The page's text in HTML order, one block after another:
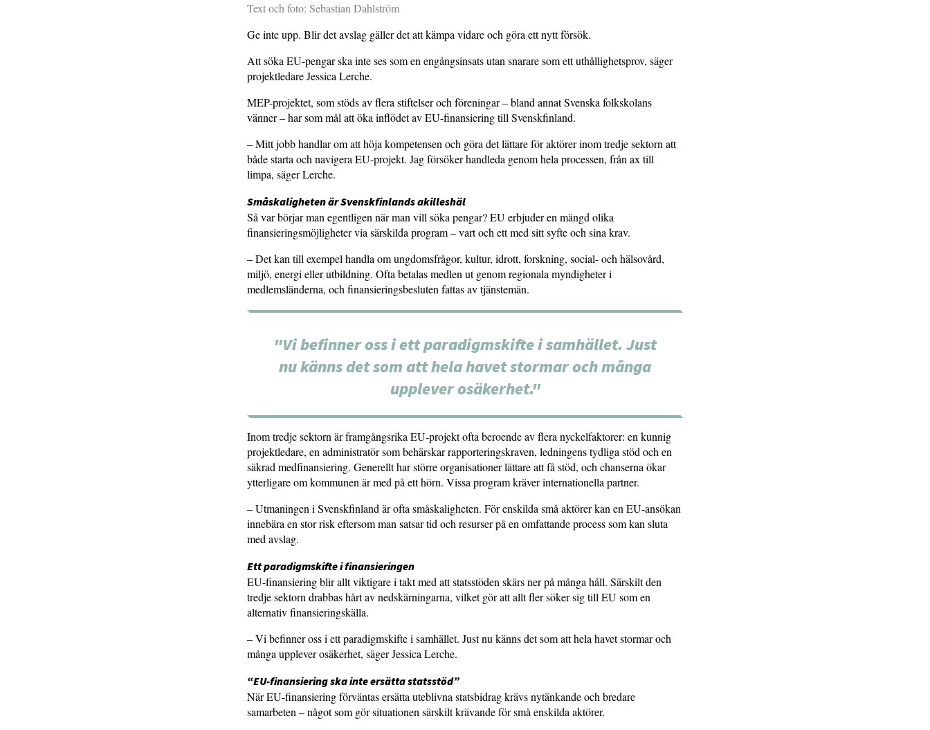
Text och foto: Sebastian Dahlström
Ge inte upp. Blir det avslag gäller det att kämpa vidare och göra ett nytt försök.
Att söka EU-pengar ska inte ses som en engångsinsats utan snarare som ett uthållighetsprov, säger
projektledare Jessica Lerche.
MEP-projektet, som stöds av flera stiftelser och föreningar – bland annat Svenska folkskolans
vänner – har som mål att öka inflödet av EU-finansiering till Svenskfinland.
– Mitt jobb handlar om att höja kompetensen och göra det lättare för aktörer inom tredje sektorn att
både starta och navigera EU-projekt. Jag försöker handleda genom hela processen, från ax till
limpa, säger Lerche.
Småskaligheten är Svenskfinlands akilleshäl
Så var börjar man egentligen när man vill söka pengar? EU erbjuder en mängd olika
finansieringsmöjligheter via särskilda program – vart och ett med sitt syfte och sina krav.
– Det kan till exempel handla om ungdomsfrågor, kultur, idrott, forskning, social- och hälsovård,
miljö, energi eller utbildning. Ofta betalas medlen ut genom regionala myndigheter i
medlemsländerna, och finansieringsbesluten fattas av tjänstemän.
"Vi befinner oss i ett paradigmskifte i samhället. Just
nu känns det som att hela havet stormar och många
upplever osäkerhet."
Inom tredje sektorn är framgångsrika EU-projekt ofta beroende av flera nyckelfaktorer: en kunnig
projektledare, en administratör som behärskar rapporteringskraven, ledningens tydliga stöd och en
säkrad medfinansiering. Generellt har större organisationer lättare att få stöd, och chanserna ökar
ytterligare om kommunen är med på ett hörn. Vissa program kräver internationella partner.
– Utmaningen i Svenskfinland är ofta småskaligheten. För enskilda små aktörer kan en EU-ansökan
innebära en stor risk eftersom man satsar tid och resurser på en omfattande process som kan sluta
med avslag.
Ett paradigmskifte i finansieringen
EU-finansiering blir allt viktigare i takt med att statsstöden skärs ner på många håll. Särskilt den
tredje sektorn drabbas hårt av nedskärningarna, vilket gör att allt fler söker sig till EU som en
alternativ finansieringskälla.
– Vi befinner oss i ett paradigmskifte i samhället. Just nu känns det som att hela havet stormar och
många upplever osäkerhet, säger Jessica Lerche.
“EU-finansiering ska inte ersätta statsstöd”
När EU-finansiering förväntas ersätta uteblivna statsbidrag krävs nytänkande och bredare
samarbeten – något som gör situationen särskilt krävande för små enskilda aktörer.